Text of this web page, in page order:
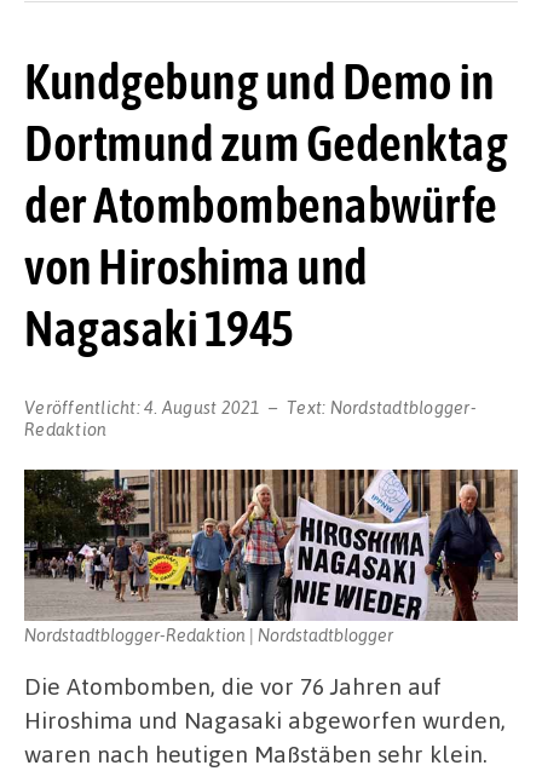
Kundgebung und Demo in
Dortmund zum Gedenktag
der Atombombenabwürfe
von Hiroshima und
Nagasaki 1945
Veröffentlicht:4. August 2021 Text: Nordstadtblogger-
Redaktion
Nordstadtblogger-Redaktion | Nordstadtblogger
Die Atombomben, die vor 76 Jahren auf
Hiroshima und Nagasaki abgeworfen wurden,
waren nach heutigen Maßstäben sehr klein.